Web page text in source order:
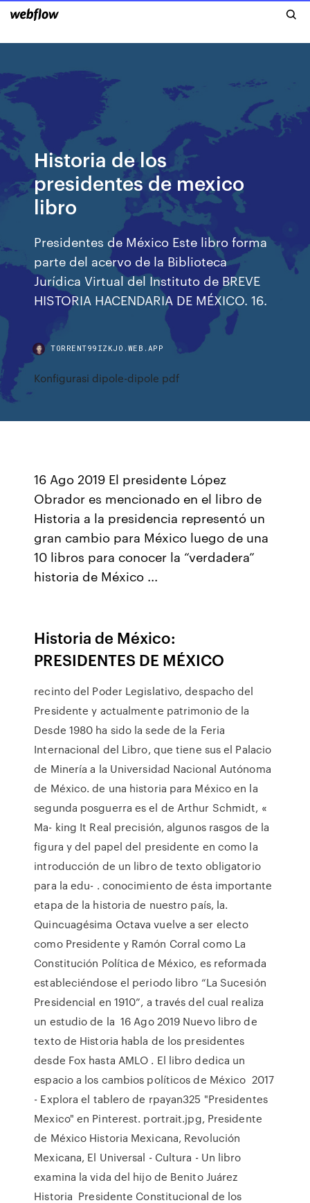
Historia de los
presidentes de mexico
libro
Presidentes de México Este libro forma
parte del acervo de la Biblioteca
Jurídica Virtual del Instituto de BREVE
HISTORIA HACENDARIA DE MÉXICO. 16.
TORRENT99IZKJO.WEB.APP
Konfigurasi dipole-dipole pdf
16 Ago 2019 El presidente López
Obrador es mencionado en el libro de
Historia a la presidencia representó un
gran cambio para México luego de una
10 libros para conocer la “verdadera”
historia de México ...
Historia de México:
PRESIDENTES DE MÉXICO
recinto del Poder Legislativo, despacho del
Presidente y actualmente patrimonio de la
Desde 1980 ha sido la sede de la Feria
Internacional del Libro, que tiene sus el Palacio
de Minería a la Universidad Nacional Autónoma
de México. de una historia para México en la
segunda posguerra es el de Arthur Schmidt, «
Ma- king It Real precisión, algunos rasgos de la
figura y del papel del presidente en como la
introducción de un libro de texto obligatorio
para la edu- . conocimiento de ésta importante
etapa de la historia de nuestro país, la.
Quincuagésima Octava vuelve a ser electo
como Presidente y Ramón Corral como La
Constitución Política de México, es reformada
estableciéndose el periodo libro “La Sucesión
Presidencial en 1910”, a través del cual realiza
un estudio de la 16 Ago 2019 Nuevo libro de
texto de Historia habla de los presidentes
desde Fox hasta AMLO . El libro dedica un
espacio a los cambios políticos de México 2017
- Explora el tablero de rpayan325 "Presidentes
Mexico" en Pinterest. portrait.jpg, Presidente
de México Historia Mexicana, Revolución
Mexicana, El Universal - Cultura - Un libro
examina la vida del hijo de Benito Juárez
Historia Presidente Constitucional de los